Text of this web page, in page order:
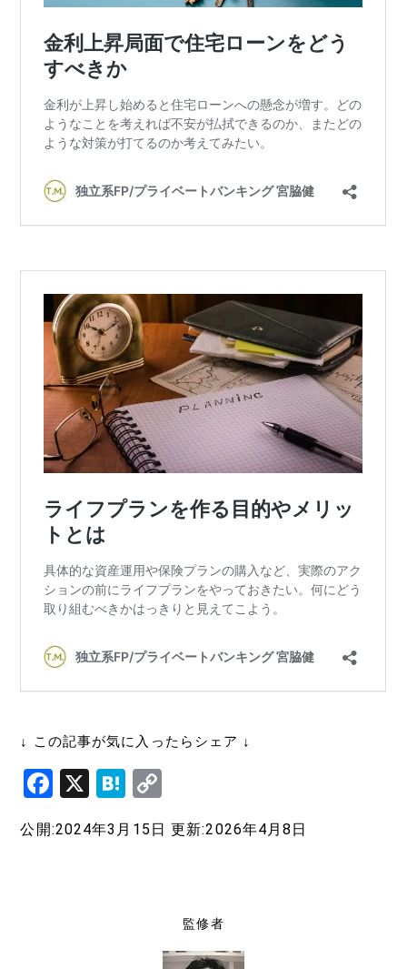
↓ この記事が気に入ったらシェア ↓
F
c
X
H
e
p
k
公開:2024年3月15日 更新:2026年4月8日
監修者